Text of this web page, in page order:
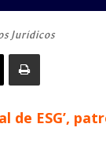
Jurídicos
de ESG’,